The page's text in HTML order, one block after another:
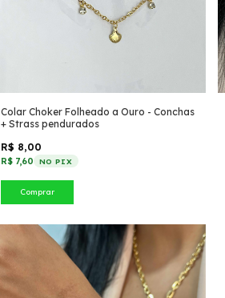
Colar Choker Folheado a Ouro - Conchas
+ Strass pendurados
R$ 8,00
R$ 7,60 NO PIX
Comprar